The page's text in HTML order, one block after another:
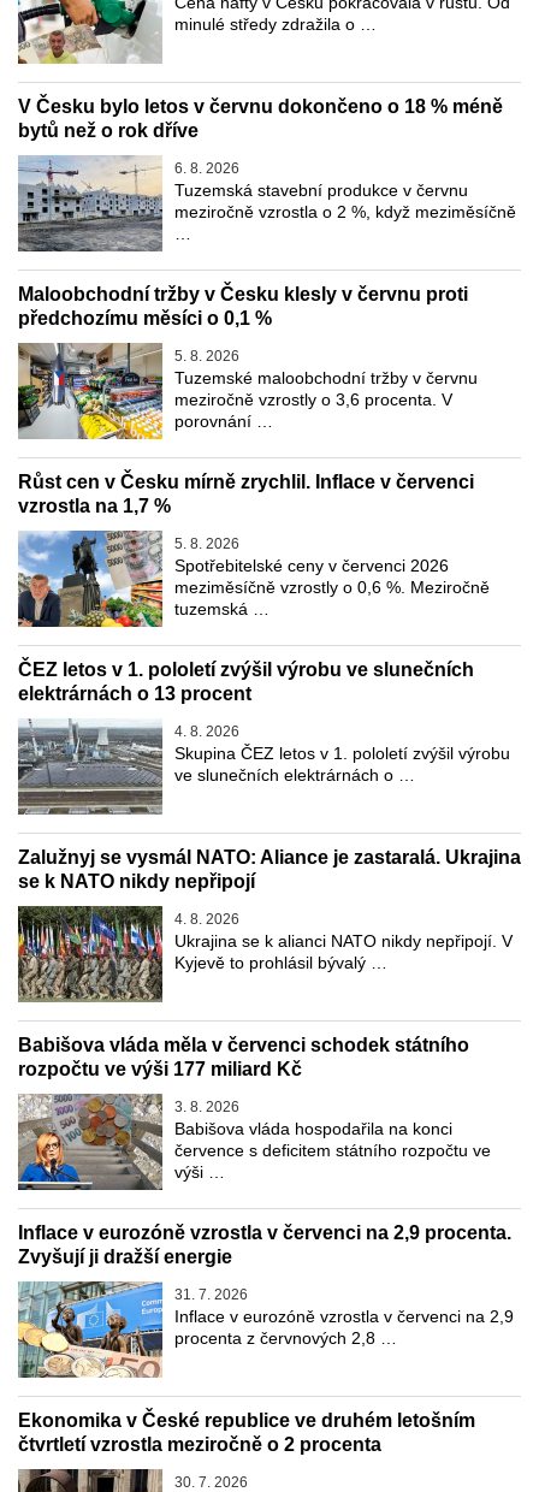
minulé středy zdražila o …
V Česku bylo letos v červnu dokončeno o 18 % méně
bytů než o rok dříve
6. 8. 2026
Tuzemská stavební produkce v červnu
meziročně vzrostla o 2 %, když meziměsíčně
Maloobchodní tržby v Česku klesly v červnu proti
předchozímu měsíci o 0,1 %
5. 8. 2026
Tuzemské maloobchodní tržby v červnu
meziročně vzrostly o 3,6 procenta. V
porovnání …
Růst cen v Česku mírně zrychlil. Inflace v červenci
vzrostla na 1,7 %
5. 8. 2026
Spotřebitelské ceny v červenci 2026
meziměsíčně vzrostly o 0,6 %. Meziročně
tuzemská …
ČEZ letos v 1. pololetí zvýšil výrobu ve slunečních
elektrárnách o 13 procent
4. 8. 2026
Skupina ČEZ letos v 1. pololetí zvýšil výrobu
ve slunečních elektrárnách o …
Zalužnyj se vysmál NATO: Aliance je zastaralá. Ukrajina
se k NATO nikdy nepřipojí
4. 8. 2026
Ukrajina se k alianci NATO nikdy nepřipojí. V
Kyjevě to prohlásil bývalý …
Babišova vláda měla v červenci schodek státního
rozpočtu ve výši 177 miliard Kč
3. 8. 2026
Babišova vláda hospodařila na konci
července s deficitem státního rozpočtu ve
výši …
Inflace v eurozóně vzrostla v červenci na 2,9 procenta.
Zvyšují ji dražší energie
31. 7. 2026
Inflace v eurozóně vzrostla v červenci na 2,9
procenta z červnových 2,8 …
Ekonomika v České republice ve druhém letošním
čtvrtletí vzrostla meziročně o 2 procenta
30. 7. 2026